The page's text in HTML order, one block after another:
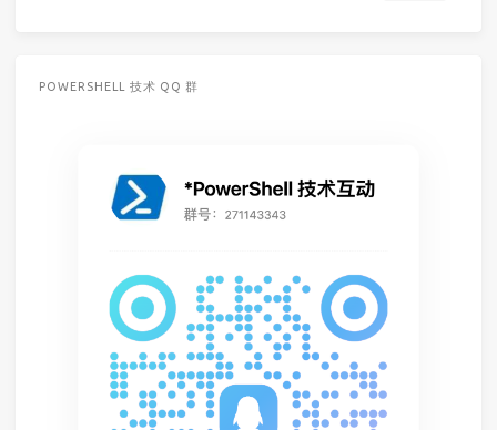
POWERSHELL 技术 QQ 群